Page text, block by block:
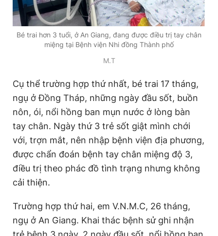
Bé trai hơn 3 tuổi, ở An Giang, đang được điều trị tay chân
miệng tại Bệnh viện Nhi đồng Thành phố
M.T
Cụ thể trường hợp thứ nhất, bé trai 17 tháng,
ngụ ở Đồng Tháp, những ngày đầu sốt, buồn
nôn, ói, nổi hồng ban mụn nước ở lòng bàn
tay chân. Ngày thứ 3 trẻ sốt giật mình chới
với, trợn mắt, nên nhập bệnh viện địa phương,
được chẩn đoán bệnh tay chân miệng độ 3,
điều trị theo phác đồ tình trạng nhưng không
cải thiện.
Trường hợp thứ hai, em V.N.M.C, 26 tháng,
ngụ ở An Giang. Khai thác bệnh sử ghi nhận